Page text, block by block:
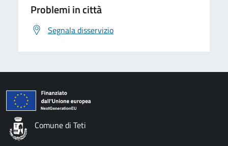
Problemi in città
Segnala disservizio
Comune di Teti